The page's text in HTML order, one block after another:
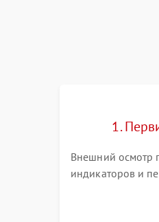
1.
Внешний осмотр
индикаторов и
работы